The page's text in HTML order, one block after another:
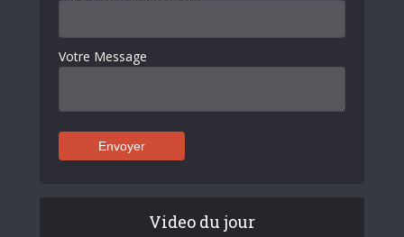
Votre Message
Video du jour